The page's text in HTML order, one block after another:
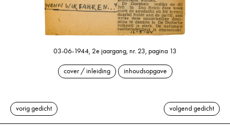
03-06-1944, 2e jaargang, nr. 23, pagina 13
cover / inleiding inhoudsopgave
vorig gedicht volgend gedicht